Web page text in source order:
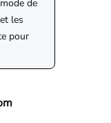
de
les
pour